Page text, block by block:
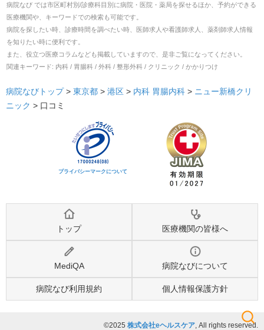
病院なび では市区町村別/診療科目別に病院・医院・薬局を探せるほか、予約ができる
医療機関や、キーワードでの検索も可能です。
病院を探したい時、診療時間を調べたい時、医師求人や看護師求人、薬剤師求人情報
を知りたい時に便利です。
また、役立つ医療コラムなども掲載していますので、是非ご覧になってください。
関連キーワード: 内科 / 胃腸科 / 外科 / 整形外科 / クリニック / かかりつけ
病院なびトップ > 東京都 > 港区 > 内科 胃腸内科 > ニュー新橋クリ
ニック > 口コミ
プライバシーマークについて
トップ 医療機関の皆様へ
MediQA 病院なびについて
病院なび利用規約 個人情報保護方針
©2025 株式会社eヘルスケア, All rights reserved.